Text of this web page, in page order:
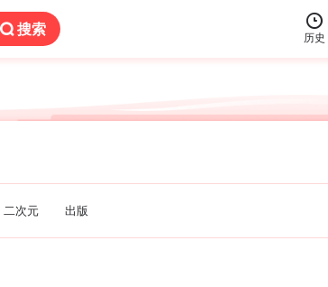
二次元 出版
 搜索 
历史